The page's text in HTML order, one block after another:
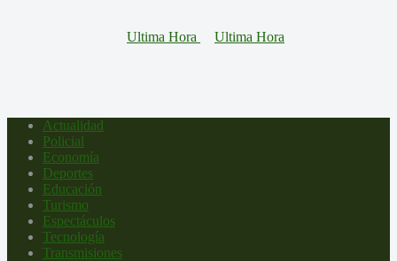
Actualidad
Policial
Economía
Deportes
Educación
Turismo
Espectáculos
Tecnología
Transmisiones